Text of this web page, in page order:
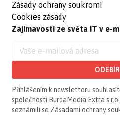
Zásady ochrany soukromí
Cookies zásady
Zajímavosti ze světa IT v e-
Přihlášením k newsletteru
společnosti BurdaMedia Extra s.r.o.
seznámili se Zásadami ochrany